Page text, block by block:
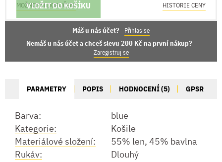
VLOŽIT DO KOŠÍKU
MOŽNOSTI DORUČENÍ HISTORIE CENY
Máš u nás účet? Přihlas se
Nemáš u nás účet a chceš slevu 200 Kč na první nákup?
Zaregistruj se
PARAMETRY POPIS HODNOCENÍ (5) GPSR
Barva:
blue
Kategorie:
Košile
Materiálové složení:
55% len, 45% bavlna
Rukáv:
Dlouhý